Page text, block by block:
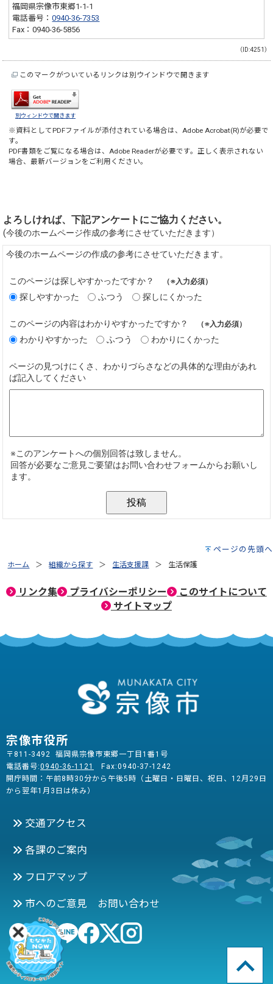
福岡県宗像市東郷1-1-1
電話番号：0940-36-7353
Fax：0940-36-5856
（ID:4251）
このマークがついているリンクは別ウインドウで開きます
別ウィンドウで開きます
※資料としてPDFファイルが添付されている場合は、 Adobe Acrobat(R)が必要で
す。
PDF書類をご覧になる場合は、 Adobe Readerが必要です。正しく表示されない
場合、最新バージョンをご利用ください。
ページの先頭へ
ホーム 組織から探す 生活支援課 生活保護
リンク集 プライバシーポリシー
このサイトについて
サイトマップ
宗像市役所
〒811-3492 福岡県宗像市東郷一丁目1番1号
電話番号:0940-36-1121
Fax:0940-37-1242
開庁時間：午前8時30分から午後5時（土曜日・日曜日、祝日、12月29日
から翌年1月3日は休み）
交通アクセス
各課のご案内
フロアマップ
市へのご意見 お問い合わせ